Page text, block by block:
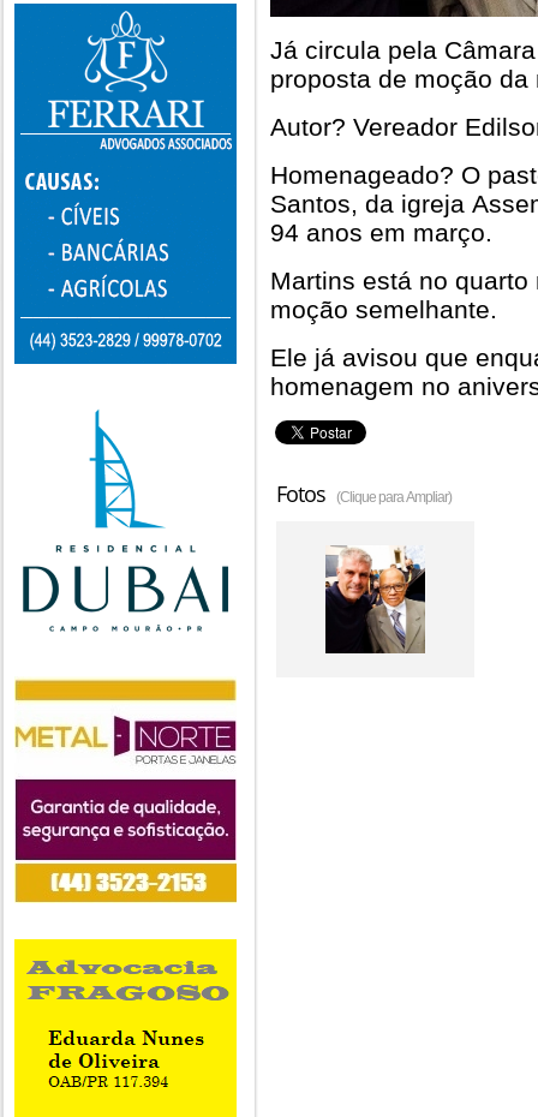
Já circula pela
proposta de moção
Autor? Vereador
Homenageado? O
Santos, da igreja
94 anos em março.
Martins está no
moção semelhante.
Ele já avisou que
homenagem no
Fotos (Clique para Ampliar)